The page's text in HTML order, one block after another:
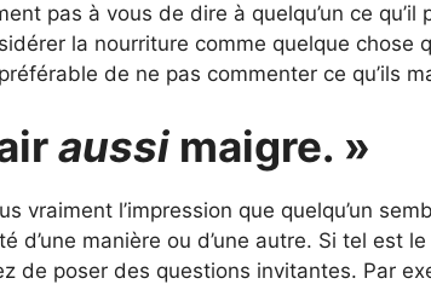
pas à vous de dire à quelqu’un ce
la nourriture comme quelque chose
de ne pas commenter ce qu’ils
aussi maigre. »
vraiment l’impression que quelqu’un
d’une manière ou d’une autre. Si tel est
de poser des questions invitantes. Par